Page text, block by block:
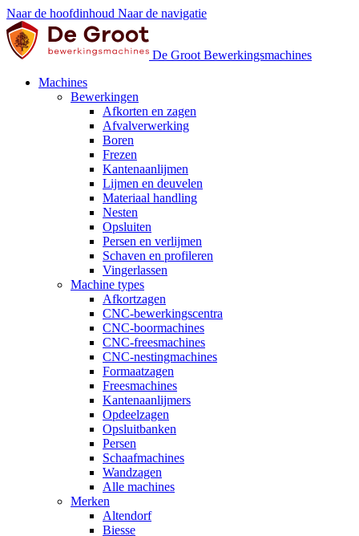
Naar de hoofdinhoud Naar de navigatie
De Groot Bewerkingsmachines
Machines
Bewerkingen
Afkorten en zagen
Afvalverwerking
Boren
Frezen
Kantenaanlijmen
Lijmen en deuvelen
Materiaal handling
Nesten
Opsluiten
Persen en verlijmen
Schaven en profileren
Vingerlassen
Machine types
Afkortzagen
CNC-bewerkingscentra
CNC-boormachines
CNC-freesmachines
CNC-nestingmachines
Formaatzagen
Freesmachines
Kantenaanlijmers
Opdeelzagen
Opsluitbanken
Persen
Schaafmachines
Wandzagen
Alle machines
Merken
Altendorf
Biesse